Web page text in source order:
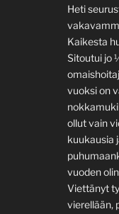
Heti
Kaikesta
Sitoutui jo
vuoksi on
ollut vain
kuukausia
vuoden
Viettänyt
vierellään,